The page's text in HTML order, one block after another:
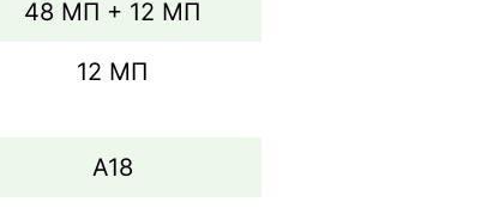
48 МП + 12 МП
12 МП
А18